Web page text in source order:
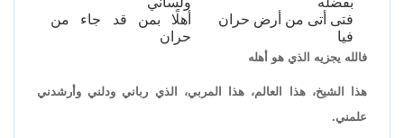
فتى أتى من أرض حران
فيا
أهلًا بمن قد جاء من
حران
فالله يجزيه الذي هو أهله
هذا الشيخ، هذا العالم، هذا المربي، الذي رباني ودلني وأرشدني
علمني.